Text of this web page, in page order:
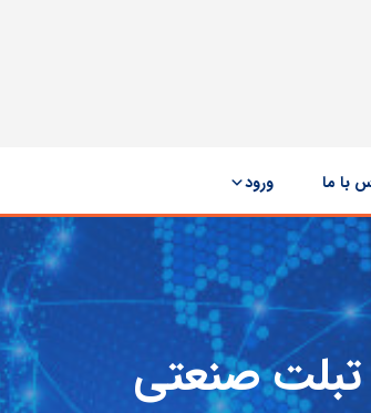
با ما ورود
تبلت صنعتی